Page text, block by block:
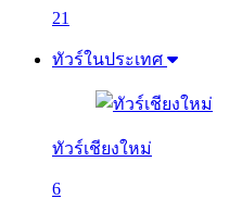
21
ทัวร์ในประเทศ
ทัวร์เชียงใหม่
6